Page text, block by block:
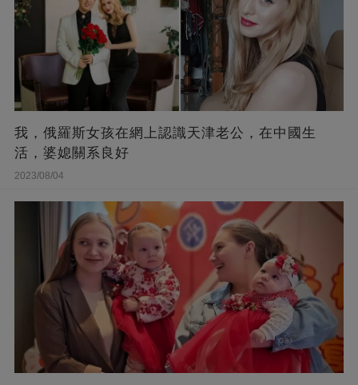
我，俄羅斯女孩在網上認識天津老公，在中國生
活，婆媳關系良好
2023/08/04